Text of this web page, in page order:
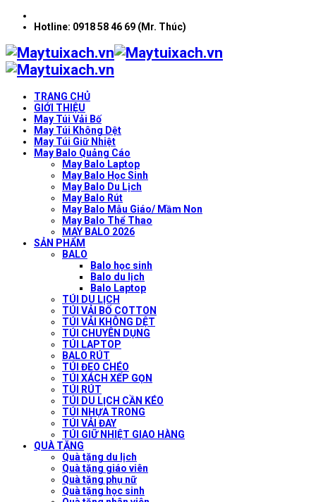
Hotline: 0918 58 46 69 (Mr. Thúc)
TRANG CHỦ
GIỚI THIỆU
May Túi Vải Bố
May Túi Không Dệt
May Túi Giữ Nhiệt
May Balo Quảng Cáo
May Balo Laptop
May Balo Học Sinh
May Balo Du Lịch
May Balo Rút
May Balo Mẫu Giáo/ Mầm Non
May Balo Thể Thao
MAY BALO 2026
SẢN PHẨM
BALO
Balo học sinh
Balo du lịch
Balo Laptop
TÚI DU LỊCH
TÚI VẢI BỐ COTTON
TÚI VẢI KHÔNG DỆT
TÚI CHUYÊN DỤNG
TÚI LAPTOP
BALO RÚT
TÚI ĐEO CHÉO
TÚI XÁCH XẾP GỌN
TÚI RÚT
TÚI DU LỊCH CẦN KÉO
TÚI NHỰA TRONG
TÚI VẢI ĐAY
TÚI GIỮ NHIỆT GIAO HÀNG
QUÀ TẶNG
Quà tặng du lịch
Quà tặng giáo viên
Quà tặng phụ nữ
Quà tặng học sinh